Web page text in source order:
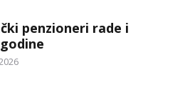
penzioneri rade i